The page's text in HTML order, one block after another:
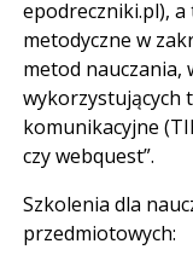
epodreczniki.pl),
metodyczne w
metod nauczania,
wykorzystujących
komunikacyjne
czy webquest”.
Szkolenia dla
przedmiotowych: